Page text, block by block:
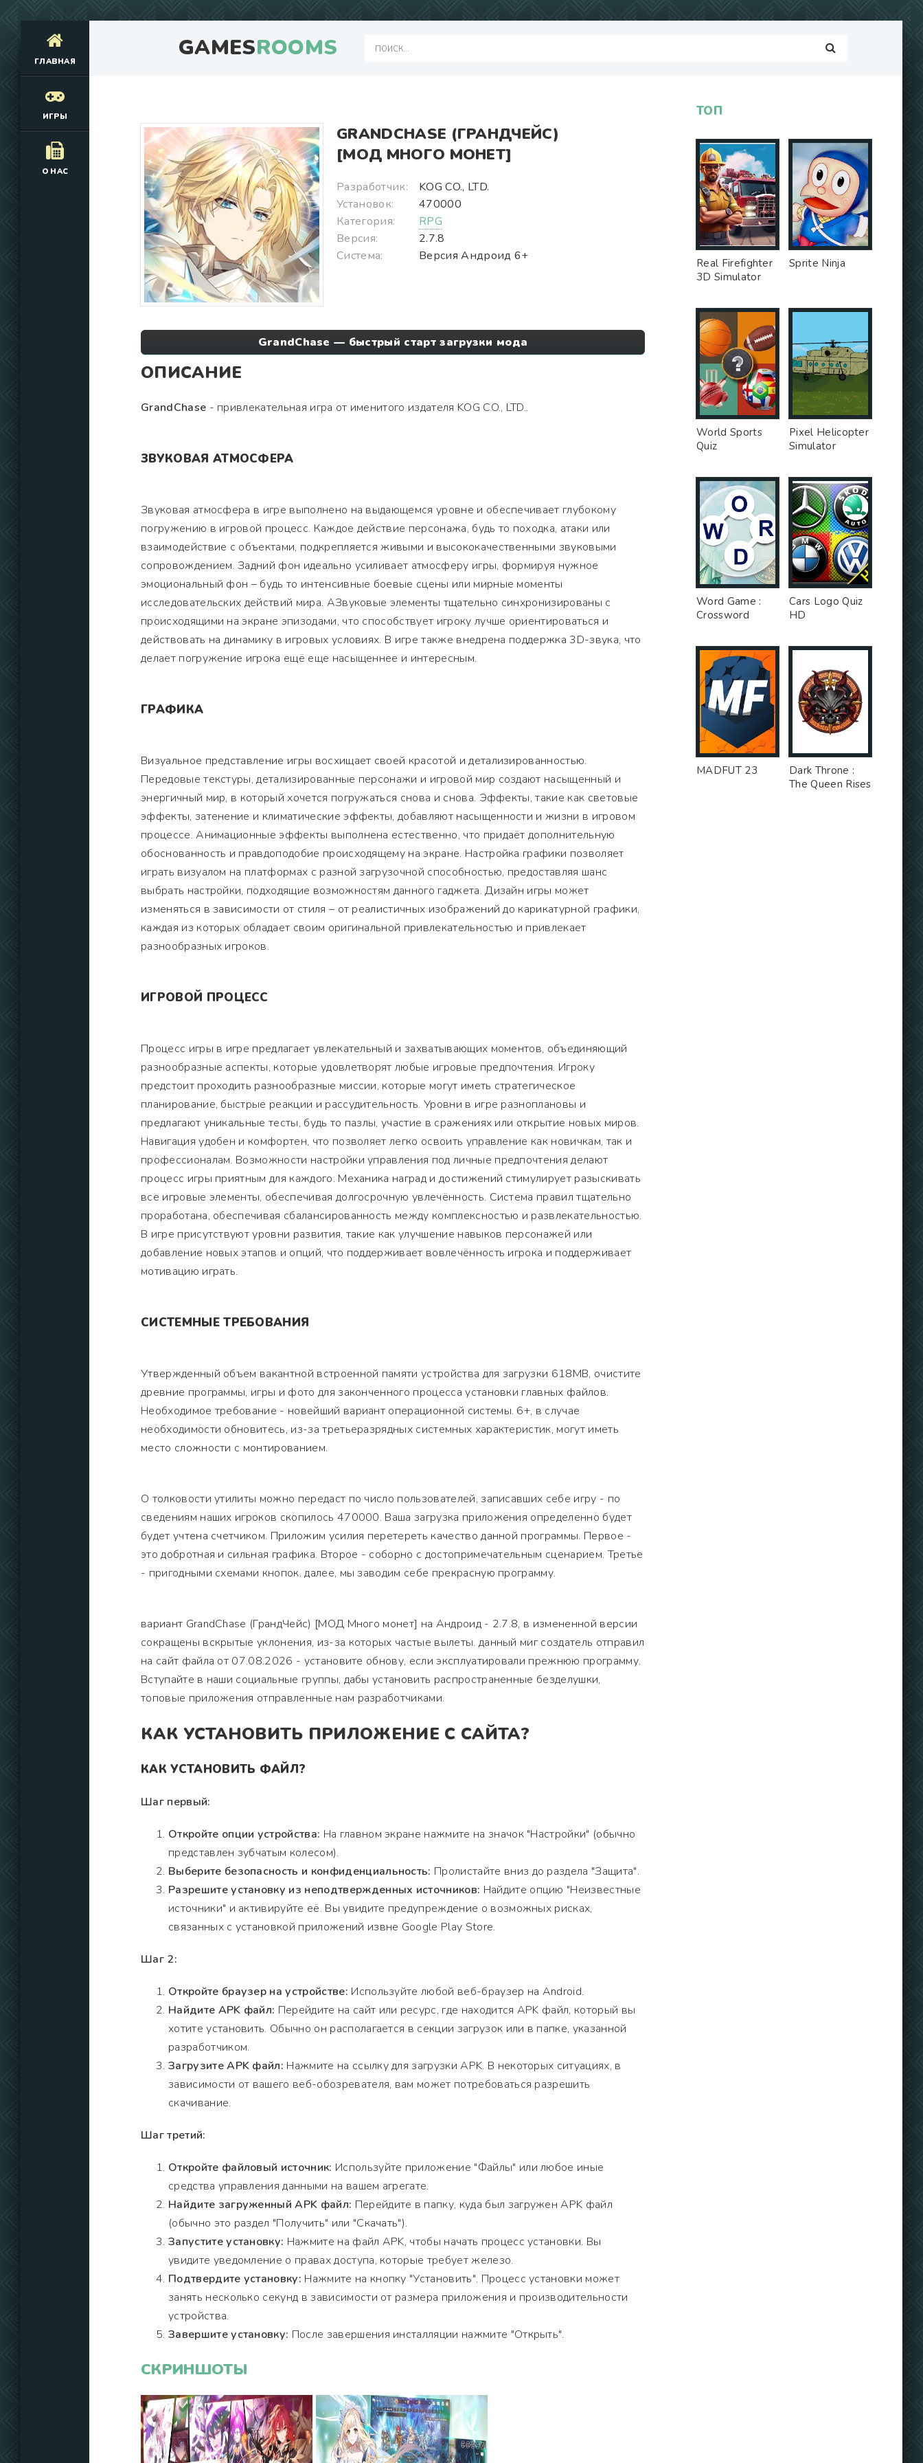
GAMESROOMS
ГЛАВНАЯ
ИГРЫ
О НАС
GRANDCHASE (ГРАНДЧЕЙС)
[МОД МНОГО МОНЕТ]
Разработчик:
KOG CO., LTD.
Установок:
470000
Категория:
RPG
Версия:
2.7.8
Система:
Версия Андроид 6+
GrandChase — быстрый старт загрузки мода
ОПИСАНИЕ
GrandChase - привлекательная игра от именитого издателя KOG CO., LTD..
ЗВУКОВАЯ АТМОСФЕРА
Звуковая атмосфера в игре выполнено на выдающемся уровне и обеспечивает глубокому
погружению в игровой процесс. Каждое действие персонажа, будь то походка, атаки или
взаимодействие с объектами, подкрепляется живыми и высококачественными звуковыми
сопровождением. Задний фон идеально усиливает атмосферу игры, формируя нужное
эмоциональный фон – будь то интенсивные боевые сцены или мирные моменты
исследовательских действий мира. АЗвуковые элементы тщательно синхронизированы с
происходящими на экране эпизодами, что способствует игроку лучше ориентироваться и
действовать на динамику в игровых условиях. В игре также внедрена поддержка 3D-звука, что
делает погружение игрока ещё еще насыщеннее и интересным.
ГРАФИКА
Визуальное представление игры восхищает своей красотой и детализированностью.
Передовые текстуры, детализированные персонажи и игровой мир создают насыщенный и
энергичный мир, в который хочется погружаться снова и снова. Эффекты, такие как световые
эффекты, затенение и климатические эффекты, добавляют насыщенности и жизни в игровом
процессе. Анимационные эффекты выполнена естественно, что придаёт дополнительную
обоснованность и правдоподобие происходящему на экране. Настройка графики позволяет
играть визуалом на платформах с разной загрузочной способностью, предоставляя шанс
выбрать настройки, подходящие возможностям данного гаджета. Дизайн игры может
изменяться в зависимости от стиля – от реалистичных изображений до карикатурной графики,
каждая из которых обладает своим оригинальной привлекательностью и привлекает
разнообразных игроков.
ИГРОВОЙ ПРОЦЕСС
Процесс игры в игре предлагает увлекательный и захватывающих моментов, объединяющий
разнообразные аспекты, которые удовлетворят любые игровые предпочтения. Игроку
предстоит проходить разнообразные миссии, которые могут иметь стратегическое
планирование, быстрые реакции и рассудительность. Уровни в игре разноплановы и
предлагают уникальные тесты, будь то пазлы, участие в сражениях или открытие новых миров.
Навигация удобен и комфортен, что позволяет легко освоить управление как новичкам, так и
профессионалам. Возможности настройки управления под личные предпочтения делают
процесс игры приятным для каждого. Механика наград и достижений стимулирует разыскивать
все игровые элементы, обеспечивая долгосрочную увлечённость. Система правил тщательно
проработана, обеспечивая сбалансированность между комплексностью и развлекательностью.
В игре присутствуют уровни развития, такие как улучшение навыков персонажей или
добавление новых этапов и опций, что поддерживает вовлечённость игрока и поддерживает
мотивацию играть.
СИСТЕМНЫЕ ТРЕБОВАНИЯ
Утвержденный объем вакантной встроенной памяти устройства для загрузки 618MB, очистите
древние программы, игры и фото для законченного процесса установки главных файлов.
Необходимое требование - новейший вариант операционной системы. 6+, в случае
необходимости обновитесь, из-за третьеразрядных системных характеристик, могут иметь
место сложности с монтированием.
О толковости утилиты можно передаст по число пользователей, записавших себе игру - по
сведениям наших игроков скопилось 470000. Ваша загрузка приложения определенно будет
будет учтена счетчиком. Приложим усилия перетереть качество данной программы. Первое -
это добротная и сильная графика. Второе - соборно с достопримечательным сценарием. Третье
- пригодными схемами кнопок. далее, мы заводим себе прекрасную программу.
вариант GrandChase (ГрандЧейс) [МОД Много монет] на Андроид - 2.7.8, в измененной версии
сокращены вскрытые уклонения, из-за которых частые вылеты. данный миг создатель отправил
на сайт файла от 07.08.2026 - установите обнову, если эксплуатировали прежнюю программу.
Вступайте в наши социальные группы, дабы установить распространенные безделушки,
топовые приложения отправленные нам разработчиками.
КАК УСТАНОВИТЬ ПРИЛОЖЕНИЕ С САЙТА?
КАК УСТАНОВИТЬ ФАЙЛ?
Шаг первый:
Откройте опции устройства: На главном экране нажмите на значок "Настройки" (обычно
представлен зубчатым колесом).
Выберите безопасность и конфиденциальность: Пролистайте вниз до раздела "Защита".
Разрешите установку из неподтвержденных источников: Найдите опцию "Неизвестные
источники" и активируйте её. Вы увидите предупреждение о возможных рисках,
связанных с установкой приложений извне Google Play Store.
Шаг 2:
Откройте браузер на устройстве: Используйте любой веб-браузер на Android.
Найдите APK файл: Перейдите на сайт или ресурс, где находится APK файл, который вы
хотите установить. Обычно он располагается в секции загрузок или в папке, указанной
разработчиком.
Загрузите APK файл: Нажмите на ссылку для загрузки APK. В некоторых ситуациях, в
зависимости от вашего веб-обозревателя, вам может потребоваться разрешить
скачивание.
Шаг третий:
Откройте файловый источник: Используйте приложение "Файлы" или любое иные
средства управления данными на вашем агрегате.
Найдите загруженный APK файл: Перейдите в папку, куда был загружен APK файл
(обычно это раздел "Получить" или "Скачать").
Запустите установку: Нажмите на файл APK, чтобы начать процесс установки. Вы
увидите уведомление о правах доступа, которые требует железо.
Подтвердите установку: Нажмите на кнопку "Установить". Процесс установки может
занять несколько секунд в зависимости от размера приложения и производительности
устройства.
Завершите установку: После завершения инсталляции нажмите "Открыть".
СКРИНШОТЫ
ТОП
Real Firefighter
3D Simulator
Sprite Ninja
World Sports
Quiz
Pixel Helicopter
Simulator
Word Game :
Crossword
Cars Logo Quiz
HD
MADFUT 23
Dark Throne :
The Queen Rises